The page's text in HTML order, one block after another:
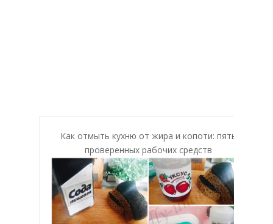
Как отмыть кухню от жира и копоти: пять
проверенных рабочих средств